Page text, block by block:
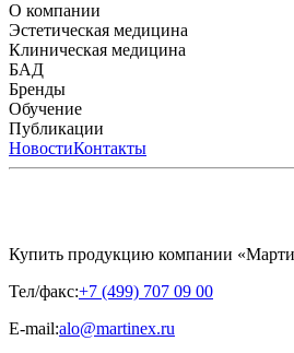
О компании
История компанииНаучный центр
Эстетическая медицина
БиорепарацияФиллеры
Клиническая медицина
HYALREPAIR® CHONDROreparant
БАД
CYTOHYALEX
Бренды
APRILINE®
MIKHAYLOVA
Обучение
Расписание мероприятий
Публикации
ЖУРНАЛ LES NOUVELLES
НовостиКонтакты
Купить продукцию компании
Тел/факс:+7 (499) 707 09 00
E-mail:alo@martinex.ru